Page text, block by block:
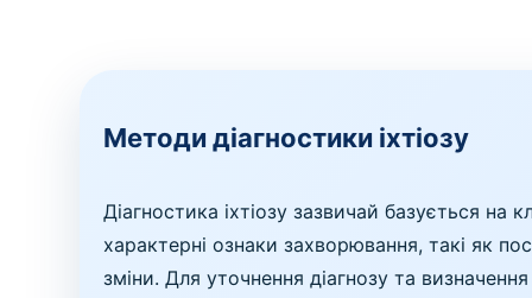
Методи діагностики іхтіозу
Діагностика іхтіозу зазвичай базується на
характерні ознаки захворювання, такі як
зміни. Для уточнення діагнозу та